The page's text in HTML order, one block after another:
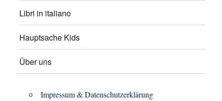
Libri in italiano
Hauptsache Kids
Über uns
Impressum & Datenschutzerklärung